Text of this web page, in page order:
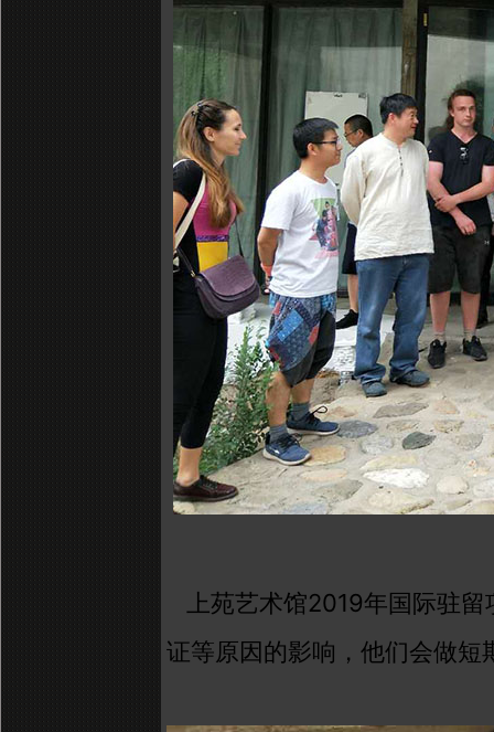
上苑艺术馆2019年国际驻留
证等原因的影响，他们会做